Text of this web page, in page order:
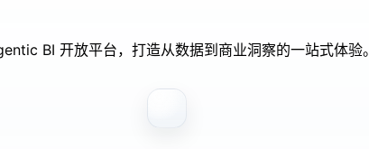
BI 开放平台，打造从数据到商业洞察的一站式体验